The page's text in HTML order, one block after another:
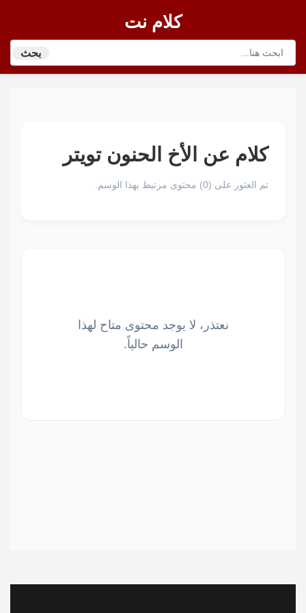
كلام نت
بحث
كلام عن الأخ الحنون تويتر
تم العثور على (0) محتوى مرتبط بهذا الوسم.
نعتذر، لا يوجد محتوى متاح لهذا
الوسم حالياً.